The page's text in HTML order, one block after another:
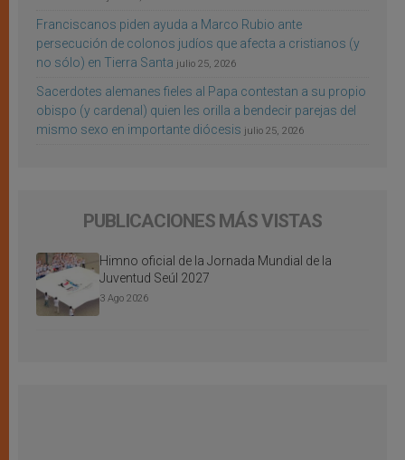
Franciscanos piden ayuda a Marco Rubio ante
persecución de colonos judíos que afecta a cristianos (y
no sólo) en Tierra Santa julio 25, 2026
Sacerdotes alemanes fieles al Papa contestan a su propio
obispo (y cardenal) quien les orilla a bendecir parejas del
mismo sexo en importante diócesis julio 25, 2026
PUBLICACIONES MÁS VISTAS
Himno oficial de la Jornada Mundial de la
Juventud Seúl 2027
3 Ago 2026